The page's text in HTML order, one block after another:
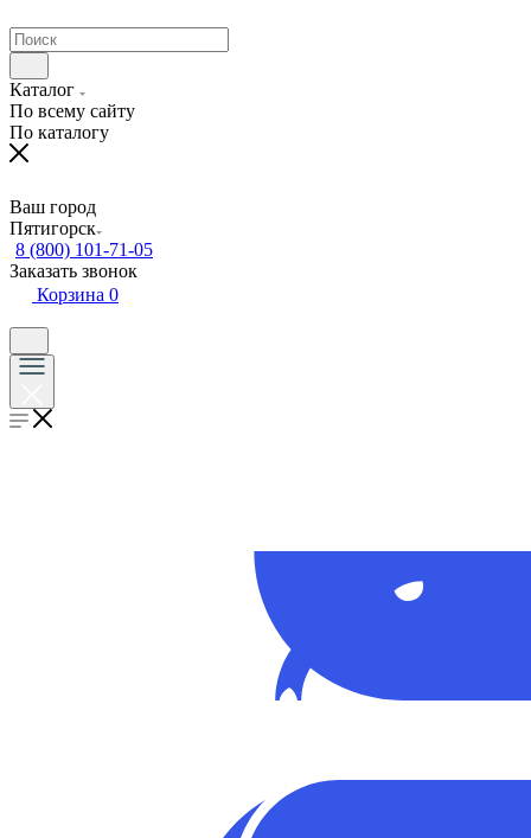
Каталог
По всему сайту
По каталогу
Ваш город
Пятигорск
8 (800) 101-71-05
Заказать звонок
Корзина 0